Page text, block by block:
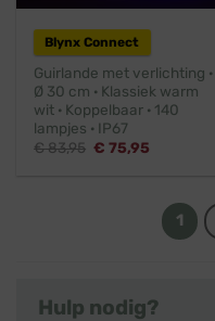
Blynx Connect
Guirlande met verlichting ·
Ø 30 cm · Klassiek warm
wit · Koppelbaar · 140
lampjes · IP67
€83,95 Oorspronkelijke
€ 75,95
1
Hulp nodig?